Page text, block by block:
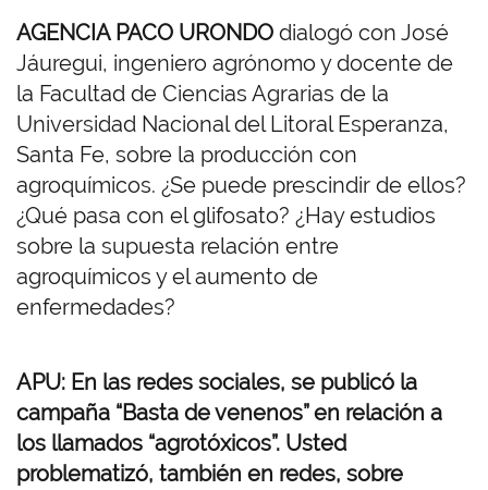
AGENCIA PACO URONDO dialogó con José
Jáuregui, ingeniero agrónomo y docente de
la Facultad de Ciencias Agrarias de la
Universidad Nacional del Litoral Esperanza,
Santa Fe, sobre la producción con
agroquímicos. ¿Se puede prescindir de ellos?
¿Qué pasa con el glifosato? ¿Hay estudios
sobre la supuesta relación entre
agroquímicos y el aumento de
enfermedades?
APU: En las redes sociales, se publicó la
campaña “Basta de venenos” en relación a
los llamados “agrotóxicos”. Usted
problematizó, también en redes, sobre